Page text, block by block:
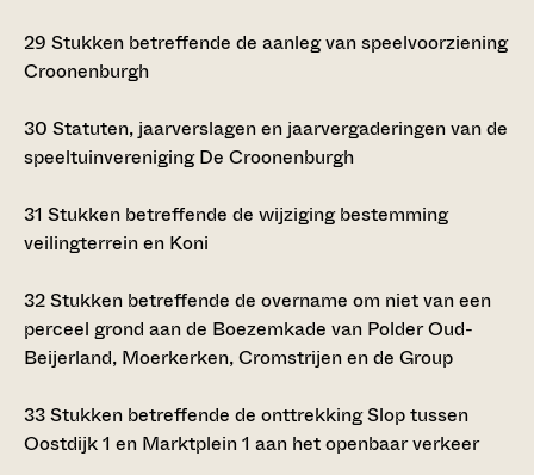
29 Stukken betreffende de aanleg van speelvoorziening
Croonenburgh
30 Statuten, jaarverslagen en jaarvergaderingen van de
speeltuinvereniging De Croonenburgh
31 Stukken betreffende de wijziging bestemming
veilingterrein en Koni
32Stukken betreffende de overname om niet van een
perceel grond aan de Boezemkade van Polder Oud-
Beijerland, Moerkerken, Cromstrijen en de Group
33Stukken betreffende de onttrekking Slop tussen
Oostdijk 1 en Marktplein 1 aan het openbaar verkeer